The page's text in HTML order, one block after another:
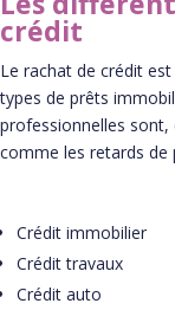
crédit
Le rachat de crédit
types de prêts
professionnelles
comme les retards de
Crédit immobilier
Crédit travaux
Crédit auto